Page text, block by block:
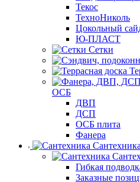
Текос
ТехноНиколь
Цокольный
Ю-ПЛАСТ
Сетки
ОСБ
ДВП
ДСП
ОСБ плита
Фанера
Сантехника
Гибкая
Заказные